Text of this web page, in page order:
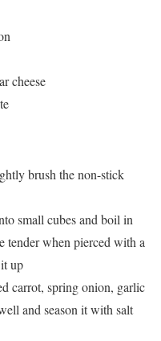
cheese
brush the non-stick
small cubes and boil in
tender when pierced with a
up
carrot, spring onion, garlic
and season it with salt